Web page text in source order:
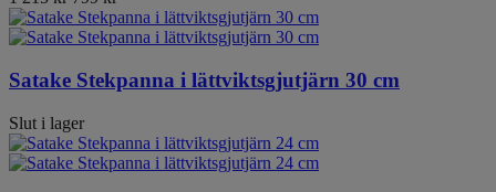
Satake Stekpanna i lättviktsgjutjärn 30 cm
Slut i lager